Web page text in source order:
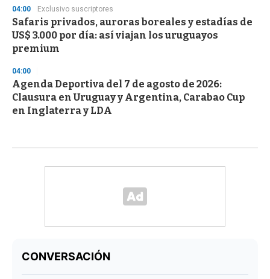
04:00 Exclusivo suscriptores
Safaris privados, auroras boreales y estadías de
US$ 3.000 por día: así viajan los uruguayos
premium
04:00
Agenda Deportiva del 7 de agosto de 2026:
Clausura en Uruguay y Argentina, Carabao Cup
en Inglaterra y LDA